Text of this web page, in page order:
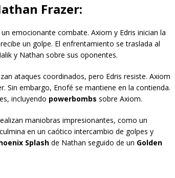
Frazer:
emocionante combate. Axiom y Edris inician la
un golpe. El enfrentamiento se traslada al
y Nathan sobre sus oponentes.
ataques coordinados, pero Edris resiste. Axiom
Sin embargo, Enofé se mantiene en la contienda.
incluyendo powerbombs sobre Axiom.
maniobras impresionantes, como un
en un caótico intercambio de golpes y
Splashde Nathan seguido de un Golden